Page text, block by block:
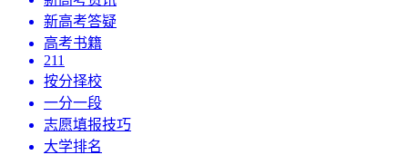
新高考答疑
高考书籍
211
按分择校
一分一段
志愿填报技巧
大学排名